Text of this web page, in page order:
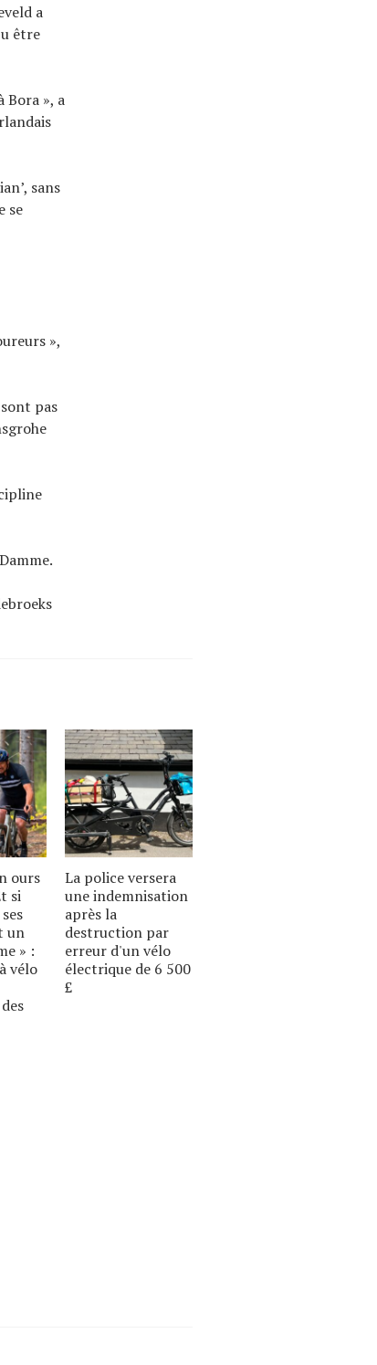
a
être
Bora », a
sans
se
»,
pas
ours
si
un
» :
vélo
La police versera
une indemnisation
après la
destruction par
erreur d'un vélo
électrique de 6 500
£